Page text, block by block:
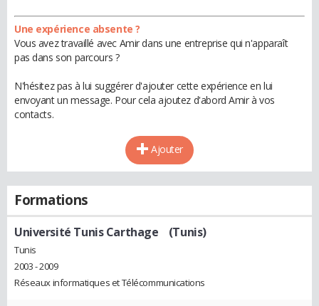
Une expérience absente ?
Vous avez travaillé avec Amir dans une entreprise qui n'apparaît
pas dans son parcours ?
N'hésitez pas à lui suggérer d'ajouter cette expérience en lui
envoyant un message. Pour cela ajoutez d'abord Amir à vos
contacts.
Ajouter
Formations
Université Tunis Carthage (Tunis)
Tunis
2003 - 2009
Réseaux informatiques et Télécommunications